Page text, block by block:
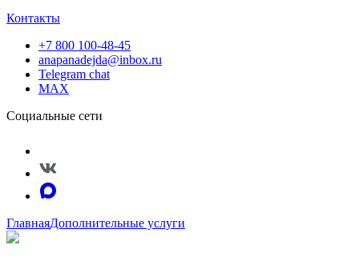
Контакты
+7 800 100-48-45
anapanadejda@inbox.ru
Telegram chat
MAX
Социальные сети
ГлавнаяДополнительные услуги